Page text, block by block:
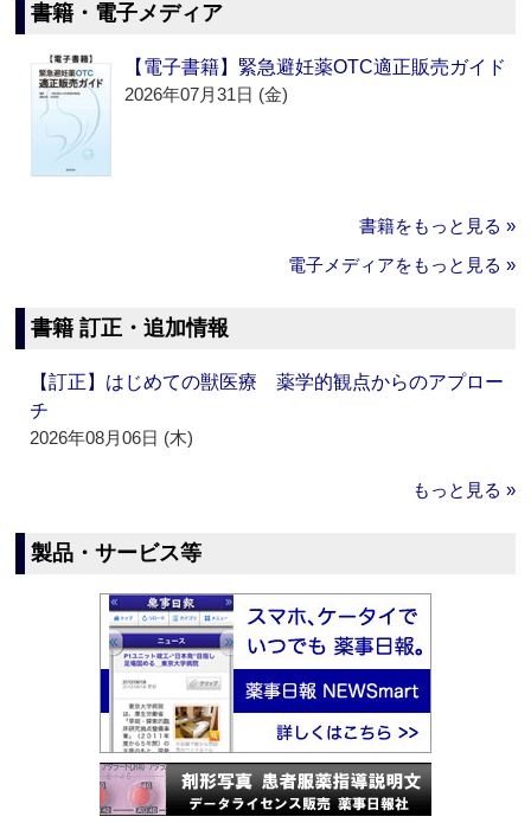
書籍・電子メディア
【電子書籍】緊急避妊薬OTC適正販売ガイド
2026年07月31日 (金)
書籍をもっと見る »
電子メディアをもっと見る »
書籍 訂正・追加情報
【訂正】はじめての獣医療 薬学的観点からのアプロー
チ
2026年08月06日 (木)
もっと見る »
製品・サービス等